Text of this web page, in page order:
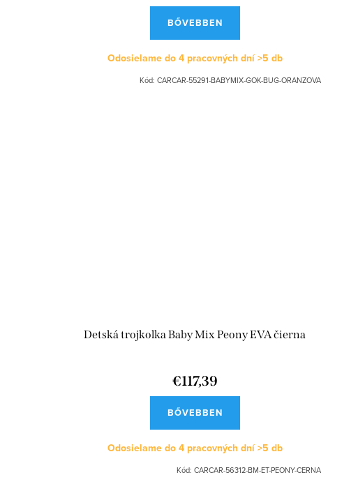
BŐVEBBEN
Odosielame do 4 pracovných dní>5 db
Kód: CARCAR-55291-BABYMIX-GOK-BUG-ORANZOVA
Detská trojkolka Baby Mix Peony EVA čierna
€117,39
BŐVEBBEN
Odosielame do 4 pracovných dní>5 db
Kód: CARCAR-56312-BM-ET-PEONY-CERNA